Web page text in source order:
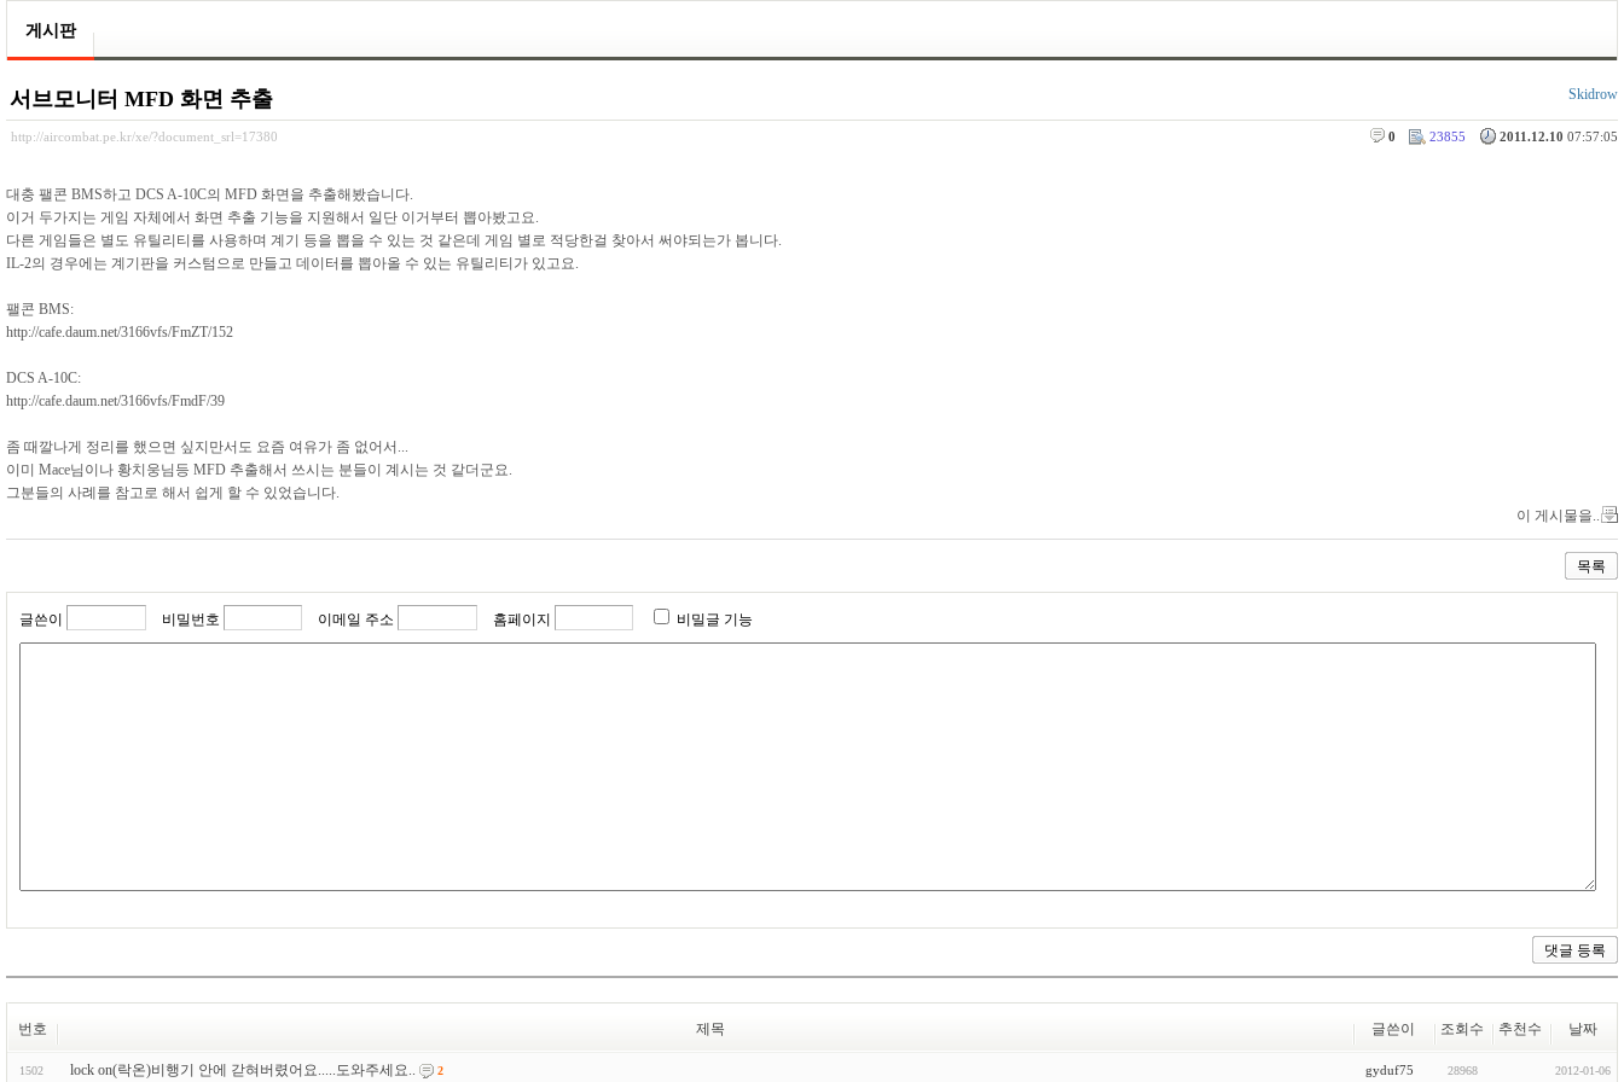
게시판
서브모니터 MFD 화면 추출 Skidrow
http://aircombat.pe.kr/xe/?document_srl=17380 2011.12.10 07:57:05
23855
0
대충 팰콘 BMS하고 DCS A-10C의 MFD 화면을 추출해봤습니다.
이거 두가지는 게임 자체에서 화면 추출 기능을 지원해서 일단 이거부터 뽑아봤고요.
다른 게임들은 별도 유틸리티를 사용하며 계기 등을 뽑을 수 있는 것 같은데 게임 별로 적당한걸 찾아서 써야되는가 봅니다.
IL-2의 경우에는 계기판을 커스텀으로 만들고 데이터를 뽑아올 수 있는 유틸리티가 있고요.
팰콘 BMS:
http://cafe.daum.net/3166vfs/FmZT/152
DCS A-10C:
http://cafe.daum.net/3166vfs/FmdF/39
좀 때깔나게 정리를 했으면 싶지만서도 요즘 여유가 좀 없어서...
이미 Mace님이나 황치웅님등 MFD 추출해서 쓰시는 분들이 계시는 것 같더군요.
그분들의 사례를 참고로 해서 쉽게 할 수 있었습니다.
이 게시물을..
목록
글쓴이 비밀번호 이메일 주소 홈페이지 비밀글 기능
번호 제목 글쓴이 조회수 추천수 날짜
1502 lock on(락온)비행기 안에 갇혀버렸어요.....도와주세요.. 2 gyduf75 28968 2012-01-06